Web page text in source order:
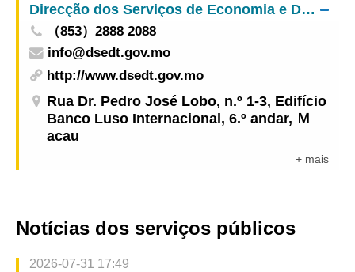
de Macau concluídas com sucesso em
Wenchang, Hainan
Direcção dos Serviços de Economia e Desenvolvimento Tecnológico
（853）2888 2088
info@dsedt.gov.mo
http://www.dsedt.gov.mo
Rua Dr. Pedro José Lobo, n.º 1-3, Edifício
Banco Luso Internacional, 6.º andar, Ｍ
acau
+ mais
Notícias dos serviços públicos
2026-07-31 17:49